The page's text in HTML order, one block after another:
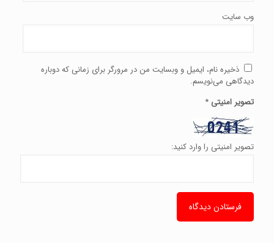
وب‌ سایت
ذخیره نام، ایمیل و وبسایت من در مرورگر برای زمانی که دوباره
دیدگاهی می‌نویسم.
تصویر امنیتی *
تصویر امنیتی را وارد کنید: